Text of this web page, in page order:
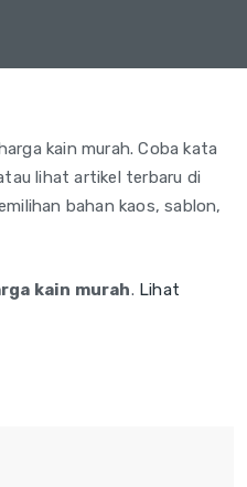
kain murah. Coba kata
lihat artikel terbaru di
bahan kaos, sablon,
kain murah. Lihat